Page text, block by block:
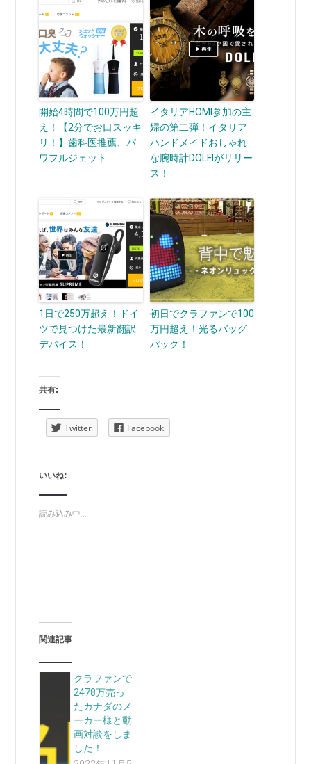
開始4時間で100万円超
え！【2分でお口スッキ
リ！】歯科医推薦、パ
ワフルジェット
イタリアHOMI参加の主
婦の第二弾！イタリア
ハンドメイドおしゃれ
な腕時計DOLFIがリリー
ス！
1日で250万超え！ドイ
ツで見つけた最新翻訳
デバイス！
初日でクラファンで100
万円超え！光るバッグ
パック！
共有:
Twitter Facebook
いいね:
読み込み中...
関連記事
クラファンで
2478万売っ
たカナダのメ
ーカー様と動
画対談をしま
した！